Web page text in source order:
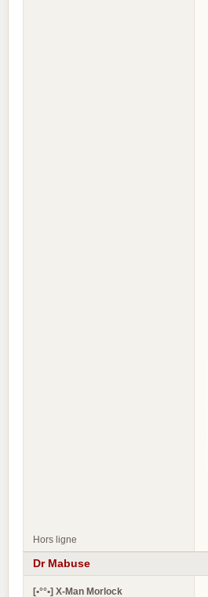
Hors ligne
Dr Mabuse
[•°°•] X-Man Morlock